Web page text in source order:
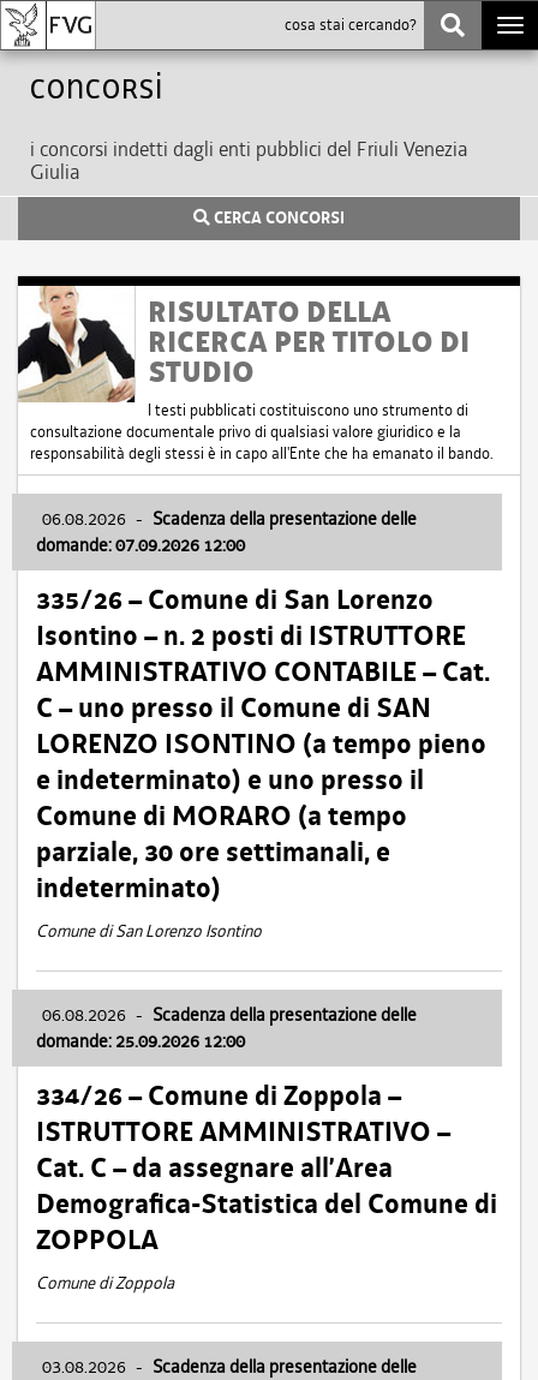
Concorsi
i concorsi indetti dagli enti pubblici del Friuli Venezia
Giulia
CERCA CONCORSI
RISULTATO DELLA
RICERCA PER TITOLO DI
STUDIO
I testi pubblicati costituiscono uno strumento di
consultazione documentale privo di qualsiasi valore giuridico e la
responsabilità degli stessi è in capo all'Ente che ha emanato il bando.
06.08.2026 - Scadenza della presentazione delle
domande: 07.09.2026 12:00
335/26 – Comune di San Lorenzo
Isontino – n. 2 posti di ISTRUTTORE
AMMINISTRATIVO CONTABILE – Cat.
C – uno presso il Comune di SAN
LORENZO ISONTINO (a tempo pieno
e indeterminato) e uno presso il
Comune di MORARO (a tempo
parziale, 30 ore settimanali, e
indeterminato)
Comune di San Lorenzo Isontino
06.08.2026 - Scadenza della presentazione delle
domande: 25.09.2026 12:00
334/26 – Comune di Zoppola –
ISTRUTTORE AMMINISTRATIVO –
Cat. C – da assegnare all’Area
Demografica-Statistica del Comune di
ZOPPOLA
Comune di Zoppola
03.08.2026 - Scadenza della presentazione delle